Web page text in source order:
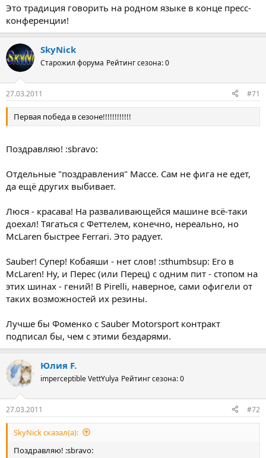
Это традиция говорить на родном языке в конце пресс-
конференции!
SkyNick
Старожил форума Рейтинг сезона: 0
27.03.2011 #71
Первая победа в сезоне!!!!!!!!!!!!
Поздравляю! :sbravo:
Отдельные "поздравления" Массе. Сам не фига не едет,
да ещё других выбивает.
Люся - красава! На разваливающейся машине всё-таки
доехал! Тягаться с Феттелем, конечно, нереально, но
МcLaren быстрее Ferrari. Это радует.
Sauber! Супер! Кобаяши - нет слов! :sthumbsup: Его в
McLaren! Ну, и Перес (или Перец) с одним пит - стопом на
этих шинах - гений! В Pirelli, наверное, сами офигели от
таких возможностей их резины.
Лучше бы Фоменко с Sauber Motorsport контракт
подписал бы, чем с этими бездарями.
Юлия F.
imperceptible VettYulya Рейтинг сезона: 0
27.03.2011 #72
SkyNick сказал(а):
Поздравляю! :sbravo: